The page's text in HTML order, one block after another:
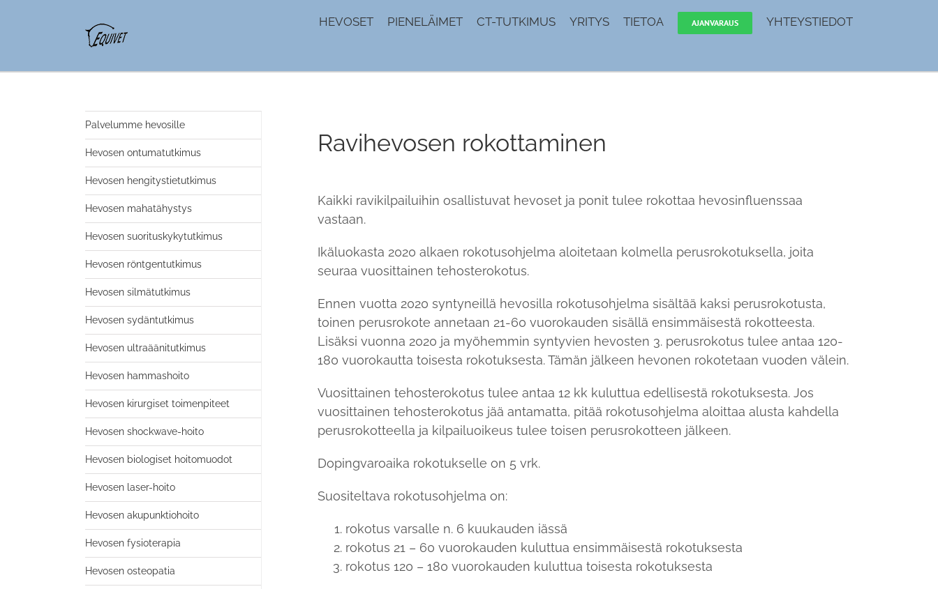
HEVOSET PIENELÄIMET CT-TUTKIMUS YRITYS TIETOA AJANVARAUS YHTEYSTIEDOT
Ravihevosen rokottaminen
Kaikki ravikilpailuihin osallistuvat hevoset ja ponit tulee rokottaa hevosinfluenssaa
vastaan.
Ikäluokasta 2020 alkaen rokotusohjelma aloitetaan kolmella perusrokotuksella, joita
seuraa vuosittainen tehosterokotus.
Ennen vuotta 2020 syntyneillä hevosilla rokotusohjelma sisältää kaksi perusrokotusta,
toinen perusrokote annetaan 21-60 vuorokauden sisällä ensimmäisestä rokotteesta.
Lisäksi vuonna 2020 ja myöhemmin syntyvien hevosten 3. perusrokotus tulee antaa 120-
180 vuorokautta toisesta rokotuksesta. Tämän jälkeen hevonen rokotetaan vuoden välein.
Vuosittainen tehosterokotus tulee antaa 12 kk kuluttua edellisestä rokotuksesta. Jos
vuosittainen tehosterokotus jää antamatta, pitää rokotusohjelma aloittaa alusta kahdella
perusrokotteella ja kilpailuoikeus tulee toisen perusrokotteen jälkeen.
Dopingvaroaika rokotukselle on 5 vrk.
Suositeltava rokotusohjelma on:
rokotus varsalle n. 6 kuukauden iässä
rokotus 21 – 60 vuorokauden kuluttua ensimmäisestä rokotuksesta
rokotus 120 – 180 vuorokauden kuluttua toisesta rokotuksesta
Palvelumme hevosille
Hevosen ontumatutkimus
Hevosen hengitystietutkimus
Hevosen mahatähystys
Hevosen suorituskykytutkimus
Hevosen röntgentutkimus
Hevosen silmätutkimus
Hevosen sydäntutkimus
Hevosen ultraäänitutkimus
Hevosen hammashoito
Hevosen kirurgiset toimenpiteet
Hevosen shockwave-hoito
Hevosen biologiset hoitomuodot
Hevosen laser-hoito
Hevosen akupunktiohoito
Hevosen fysioterapia
Hevosen osteopatia